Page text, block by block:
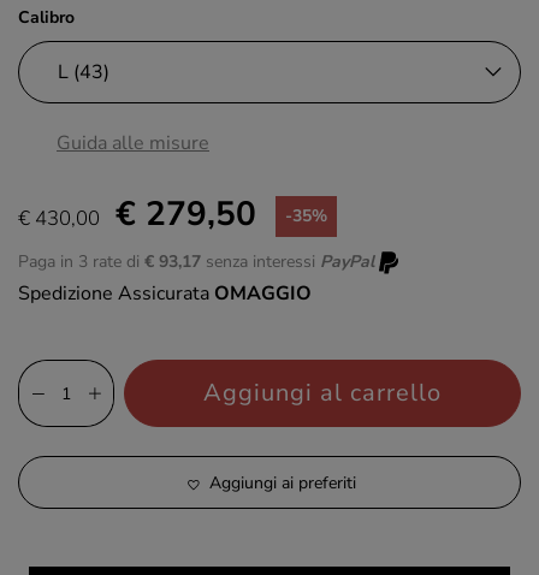
Calibro
Guida alle misure
€ 430,00 € 279,50 -35%
Paga in 3 rate di € 93,17 senza interessi PayPal
Spedizione Assicurata OMAGGIO
Aggiungi al carrello
Aggiungi ai preferiti